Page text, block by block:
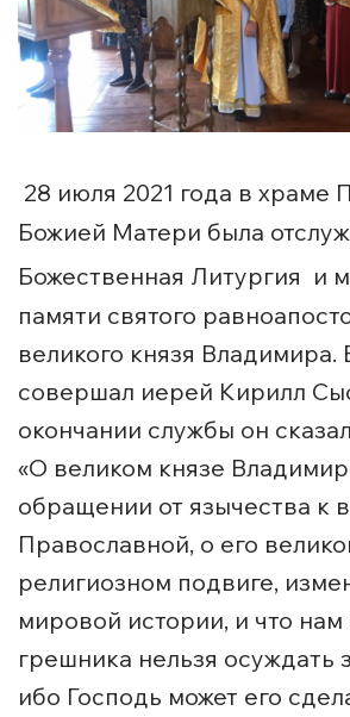
28 июля 2021 года в храме
Божией Матери была
Божественная Литургия и
памяти святого
великого князя Владимира.
совершал иерей Кирилл
окончании службы он
«О великом князе
обращении от язычества к
Православной, о его
религиозном подвиге,
мировой истории, и что нам
грешника нельзя осуждать
ибо Господь может его